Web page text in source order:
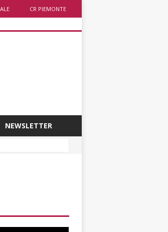
CR PIEMONTE
NEWSLETTER